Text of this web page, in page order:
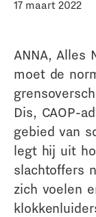
17 maart 2022
ANNA, Alles
moet de
Dis, CAOP-
gebied van
legt hij uit
slachtoffers
zich voelen